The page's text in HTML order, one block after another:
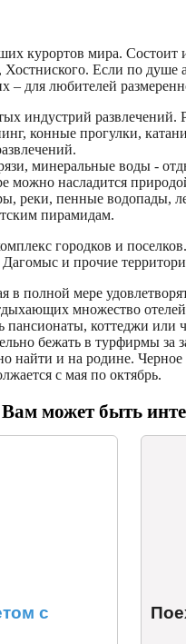
курортов мира. Состоит
Хостниского. Если по душе
– для любителей
индустрий
конные прогулки,
минеральные воды -
можно насладится
реки, пенные водопады,
пирамидам.
городков и
и прочие
в полной мере
множество
пансионаты, коттеджи
бежать в турфирмы
найти и на родине. Черное
с мая по октябрь.
Вам может быть
с